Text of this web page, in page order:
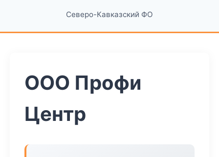
Северо-Кавказский ФО
ООО Профи
Центр